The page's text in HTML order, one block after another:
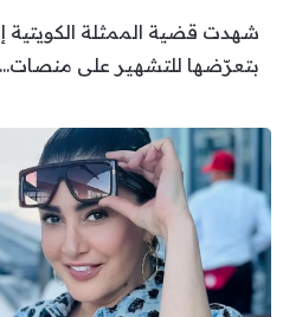
شهدت قضية الممثلة الكويتية
بتعرّضها للتشهير على منصات...